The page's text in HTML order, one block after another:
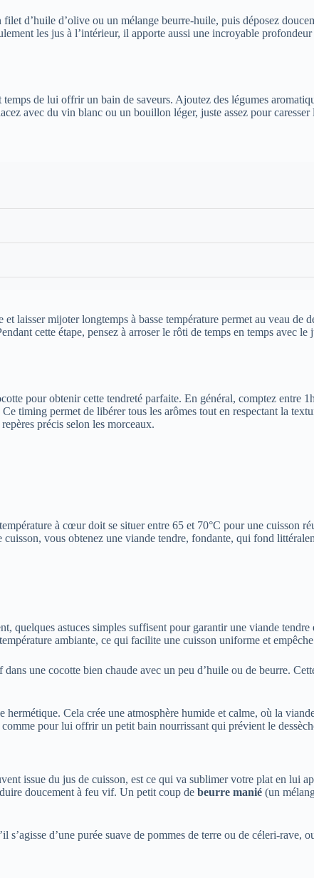
d’huile d’olive ou un mélange beurre-huile, puis déposez
les jus à l’intérieur, il apporte aussi une incroyable
de lui offrir un bain de saveurs. Ajoutez des légumes
avec du vin blanc ou un bouillon léger, juste assez pour
laisser mijoter longtemps à basse température permet au veau
cette étape, pensez à arroser le rôti de temps en temps avec
pour obtenir cette tendreté parfaite. En général, comptez entre
timing permet de libérer tous les arômes tout en respectant la
précis selon les morceaux.
à cœur doit se situer entre 65 et 70°C pour une cuisson
vous obtenez une viande tendre, fondante, qui fond
quelques astuces simples suffisent pour garantir une viande
ambiante, ce qui facilite une cuisson uniforme et empêche
une cocotte bien chaude avec un peu d’huile ou de beurre.
Cela crée une atmosphère humide et calme, où la
pour lui offrir un petit bain nourrissant qui prévient le
issue du jus de cuisson, est ce qui va sublimer votre plat en lui
doucement à feu vif. Un petit coup de beurre manié (un
d’une purée suave de pommes de terre ou de céleri-rave,